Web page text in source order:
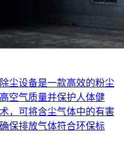
尘设备是一款高效的粉尘
空气质量并保护人体健
，可将含尘气体中的有害
保排放气体符合环保标